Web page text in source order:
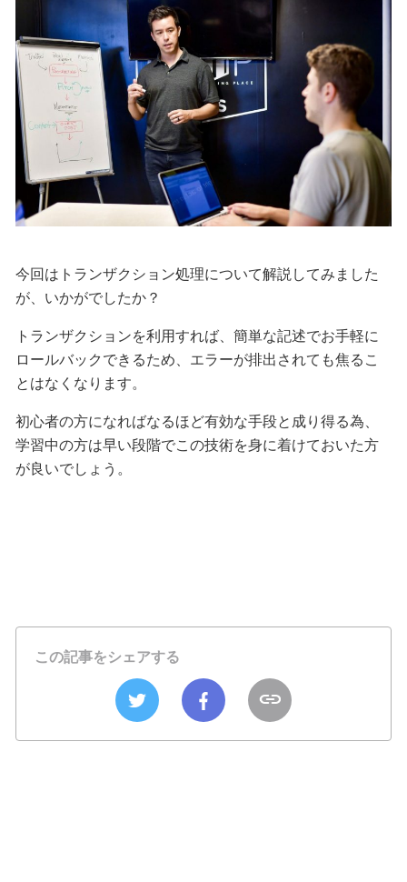
今回はトランザクション処理について解説してみました
が、いかがでしたか？
トランザクションを利用すれば、簡単な記述でお手軽に
ロールバックできるため、エラーが排出されても焦るこ
とはなくなります。
初心者の方になればなるほど有効な手段と成り得る為、
学習中の方は早い段階でこの技術を身に着けておいた方
が良いでしょう。
この記事をシェアする